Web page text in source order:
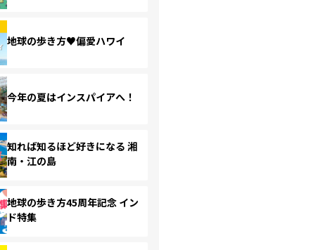
地球の歩き方♥偏愛ハワイ
今年の夏はインスパイアへ！
知れば知るほど好きになる 湘
南・江の島
地球の歩き方45周年記念 イン
ド特集